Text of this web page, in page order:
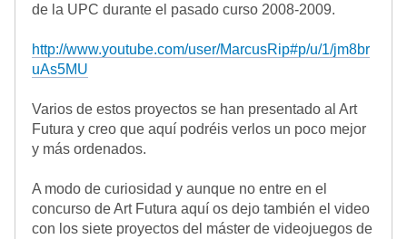
de la UPC durante el pasado curso 2008-2009.
http://www.youtube.com/user/MarcusRip#p/u/1/jm8br
uAs5MU
Varios de estos proyectos se han presentado al Art
Futura y creo que aquí podréis verlos un poco mejor
y más ordenados.
A modo de curiosidad y aunque no entre en el
concurso de Art Futura aquí os dejo también el video
con los siete proyectos del máster de videojuegos de